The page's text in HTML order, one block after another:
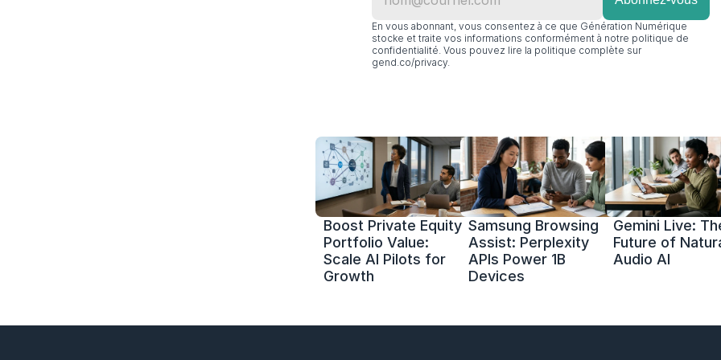
En vous abonnant, vous consentez à ce que Génération Numérique
stocke et traite vos informations conformément à notre politique de
confidentialité. Vous pouvez lire la politique complète sur
gend.co/privacy.
Boost Private Equity
Portfolio Value:
Scale AI Pilots for
Growth
Samsung Browsing
Assist: Perplexity
APIs Power 1B
Devices
Gemini Live:
Future of
Audio AI